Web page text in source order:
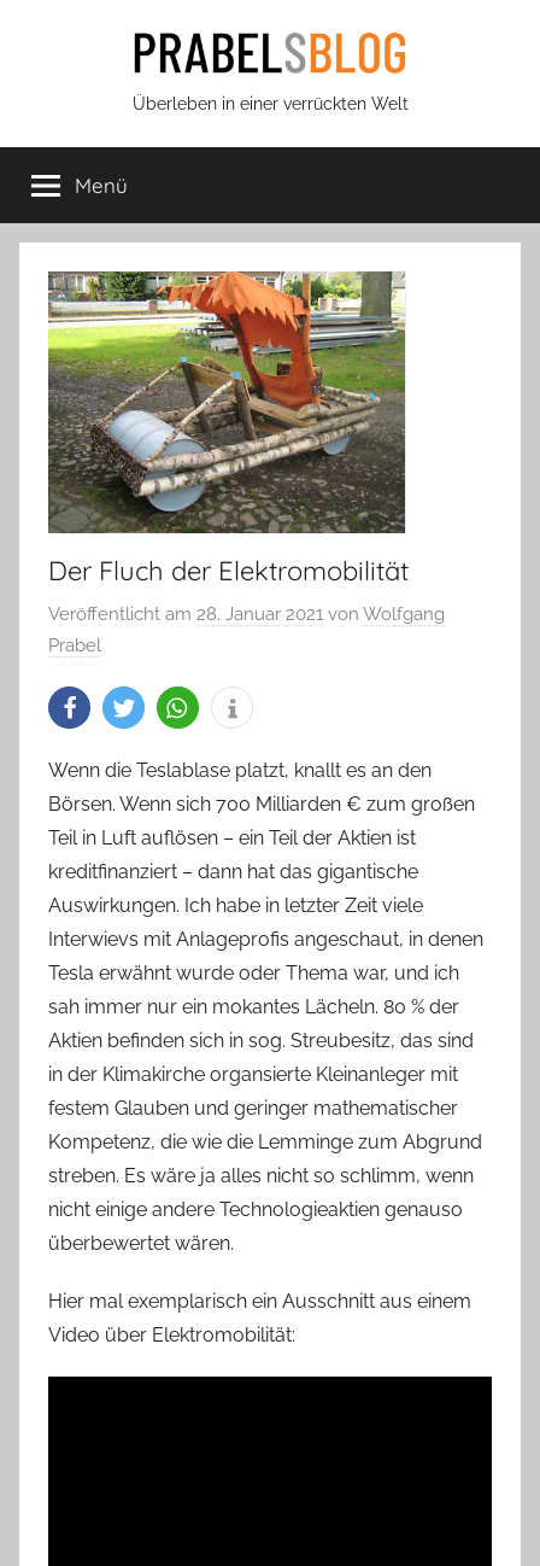
Prabels
Blog
Überleben in einer verrückten Welt
Menü
Der Fluch der Elektromobilität
Veröffentlicht am 28. Januar 2021 von Wolfgang
Prabel
Wenn die Teslablase platzt, knallt es an den
Börsen. Wenn sich 700 Milliarden € zum großen
Teil in Luft auflösen – ein Teil der Aktien ist
kreditfinanziert – dann hat das gigantische
Auswirkungen. Ich habe in letzter Zeit viele
Interwievs mit Anlageprofis angeschaut, in denen
Tesla erwähnt wurde oder Thema war, und ich
sah immer nur ein mokantes Lächeln. 80 % der
Aktien befinden sich in sog. Streubesitz, das sind
in der Klimakirche organsierte Kleinanleger mit
festem Glauben und geringer mathematischer
Kompetenz, die wie die Lemminge zum Abgrund
streben. Es wäre ja alles nicht so schlimm, wenn
nicht einige andere Technologieaktien genauso
überbewertet wären.
Hier mal exemplarisch ein Ausschnitt aus einem
Video über Elektromobilität: